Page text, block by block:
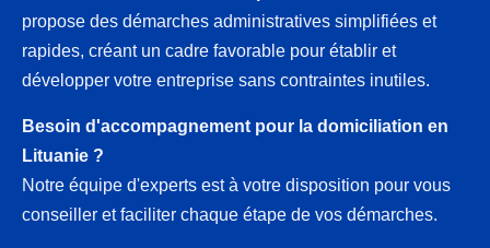
propose des démarches administratives simplifiées et
rapides, créant un cadre favorable pour établir et
développer votre entreprise sans contraintes inutiles.
Besoin d'accompagnement pour la domiciliation en
Lituanie ?
Notre équipe d'experts est à votre disposition pour vous
conseiller et faciliter chaque étape de vos démarches.